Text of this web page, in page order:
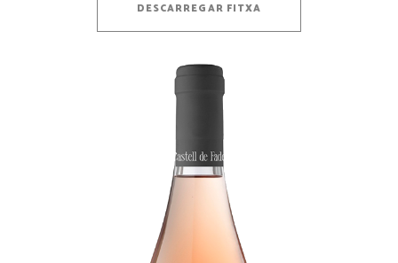
DESCARREGAR FITXA